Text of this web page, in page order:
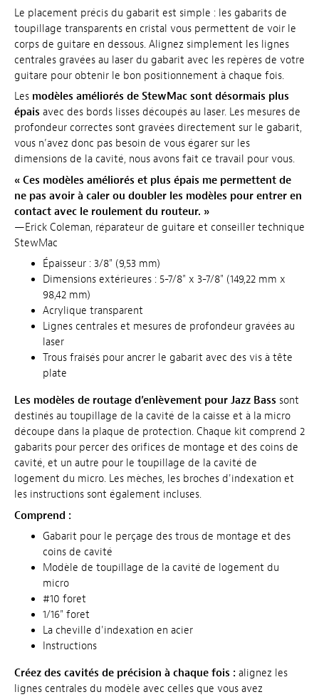
Le placement précis du gabarit est simple : les gabarits de
toupillage transparents en cristal vous permettent de voir le
corps de guitare en dessous. Alignez simplement les lignes
centrales gravées au laser du gabarit avec les repères de votre
guitare pour obtenir le bon positionnement à chaque fois.
Les modèles améliorés de StewMac sont désormais plus
épais avec des bords lisses découpés au laser. Les mesures de
profondeur correctes sont gravées directement sur le gabarit,
vous n’avez donc pas besoin de vous égarer sur les
dimensions de la cavité, nous avons fait ce travail pour vous.
« Ces modèles améliorés et plus épais me permettent de
ne pas avoir à caler ou doubler les modèles pour entrer en
contact avec le roulement du routeur. »
—Erick Coleman, réparateur de guitare et conseiller technique
StewMac
Épaisseur : 3/8" (9,53 mm)
Dimensions extérieures : 5-7/8" x 3-7/8" (149,22 mm x
98,42 mm)
Acrylique transparent
Lignes centrales et mesures de profondeur gravées au
laser
Trous fraisés pour ancrer le gabarit avec des vis à tête
plate
Les modèles de routage d’enlèvement pour Jazz Bass sont
destinés au toupillage de la cavité de la caisse et à la micro
découpe dans la plaque de protection. Chaque kit comprend 2
gabarits pour percer des orifices de montage et des coins de
cavité, et un autre pour le toupillage de la cavité de
logement du micro. Les mèches, les broches d'indexation et
les instructions sont également incluses.
Comprend :
Gabarit pour le perçage des trous de montage et des
coins de cavité
Modèle de toupillage de la cavité de logement du
micro
#10 foret
1/16" foret
La cheville d'indexation en acier
Instructions
Créez des cavités de précision à chaque fois : alignez les
lignes centrales du modèle avec celles que vous avez